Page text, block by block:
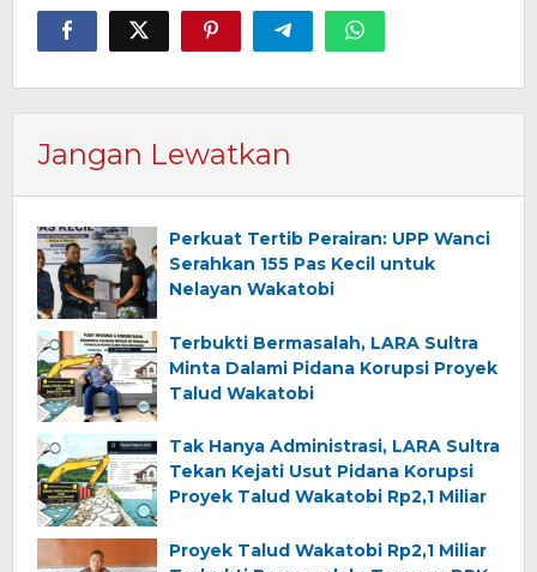
Jangan Lewatkan
Perkuat Tertib Perairan: UPP Wanci
Serahkan 155 Pas Kecil untuk
Nelayan Wakatobi
Terbukti Bermasalah, LARA Sultra
Minta Dalami Pidana Korupsi Proyek
Talud Wakatobi
Tak Hanya Administrasi, LARA Sultra
Tekan Kejati Usut Pidana Korupsi
Proyek Talud Wakatobi Rp2,1 Miliar
Proyek Talud Wakatobi Rp2,1 Miliar